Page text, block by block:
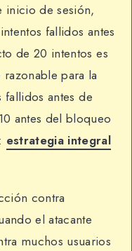
de sesión,
fallidos antes
de 20 intentos es
para la
antes de
antes del bloqueo
estrategia integral
contra
el atacante
muchos usuarios